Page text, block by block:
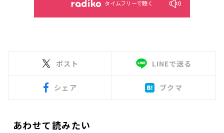
タイムフリーで聴く
ポスト LINEで送る
シェア ブクマ
あわせて読みたい